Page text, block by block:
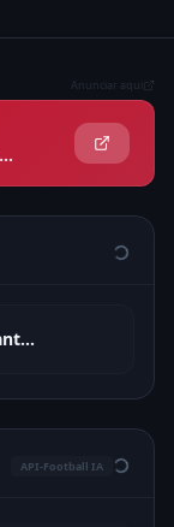
Anunciar aqui
RB Bragantino
API-Football IA